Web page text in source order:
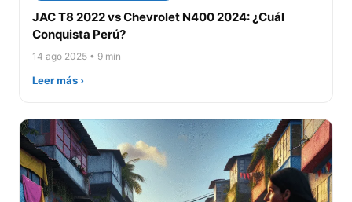
JAC T8 2022 vs Chevrolet N400 2024: ¿Cuál
Conquista Perú?
14 ago 2025 • 9 min
Leer más ›